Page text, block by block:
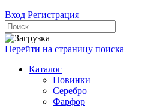
Вход Регистрация
Перейти на страницу поиска
Каталог
Новинки
Серебро
Фарфор